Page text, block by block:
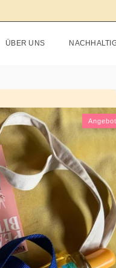
ÜBER UNS
Angebot